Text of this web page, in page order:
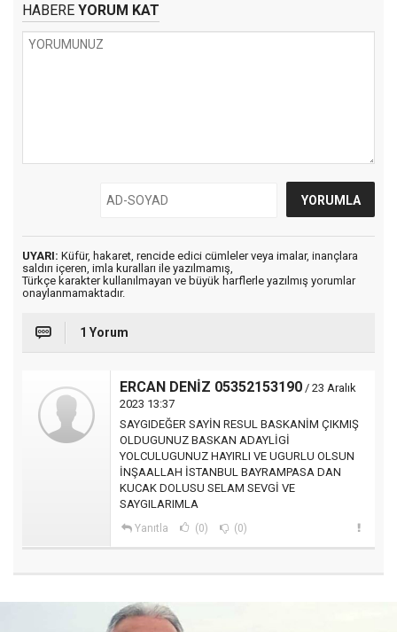
HABERE YORUM KAT
UYARI: Küfür, hakaret, rencide edici cümleler veya imalar, inançlara
saldırı içeren, imla kuralları ile yazılmamış,
Türkçe karakter kullanılmayan ve büyük harflerle yazılmış yorumlar
onaylanmamaktadır.
1 Yorum
ERCAN DENİZ 05352153190 / 23 Aralık
2023 13:37
SAYGIDEĞER SAYİN RESUL BASKANİM ÇIKMIŞ
OLDUGUNUZ BASKAN ADAYLİGİ
YOLCULUGUNUZ HAYIRLI VE UGURLU OLSUN
İNŞAALLAH İSTANBUL BAYRAMPASA DAN
KUCAK DOLUSU SELAM SEVGİ VE
SAYGILARIMLA
Yanıtla (0) (0)